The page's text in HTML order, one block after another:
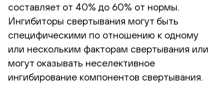
составляет от 40% до 60% от нормы.
Ингибиторы свертывания могут быть
специфическими по отношению к одному
или нескольким факторам свертывания или
могут оказывать неселективное
ингибирование компонентов свертывания.